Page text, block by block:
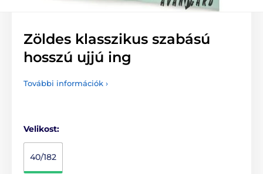
Zöldes klasszikus szabású
hosszú ujjú ing
További információk ›
Velikost:
40/182